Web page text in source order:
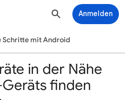
Anmelden
Schritte mit Android
in der Nähe
finden